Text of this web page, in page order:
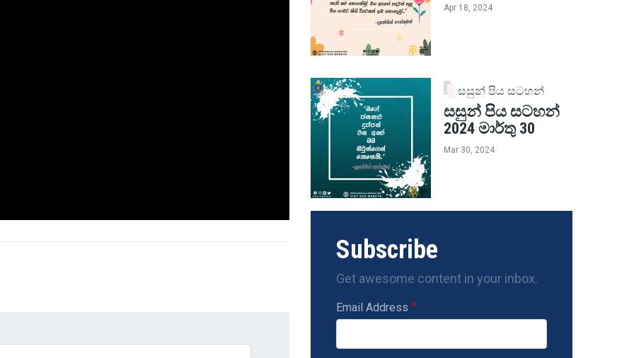
Apr 18, 2024
සසුන් පිය සටහන්
සසුන් පිය සටහන්
2024 මාර්තු 30
Mar 30, 2024
Subscribe
Get awesome content in your inbox.
Email Address